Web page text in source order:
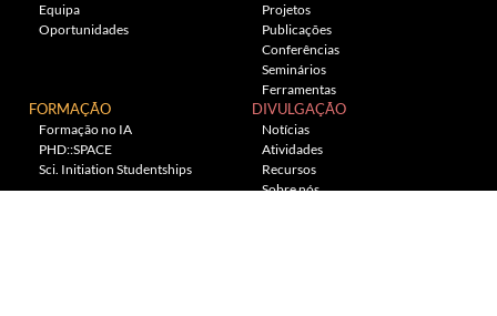
Equipa
Oportunidades
Projetos
Publicações
Conferências
Seminários
Ferramentas
FORMAÇÃO
Formação no IA
PHD::SPACE
Sci. Initiation Studentships
DIVULGAÇÃO
Notícias
Atividades
Recursos
Sobre nós